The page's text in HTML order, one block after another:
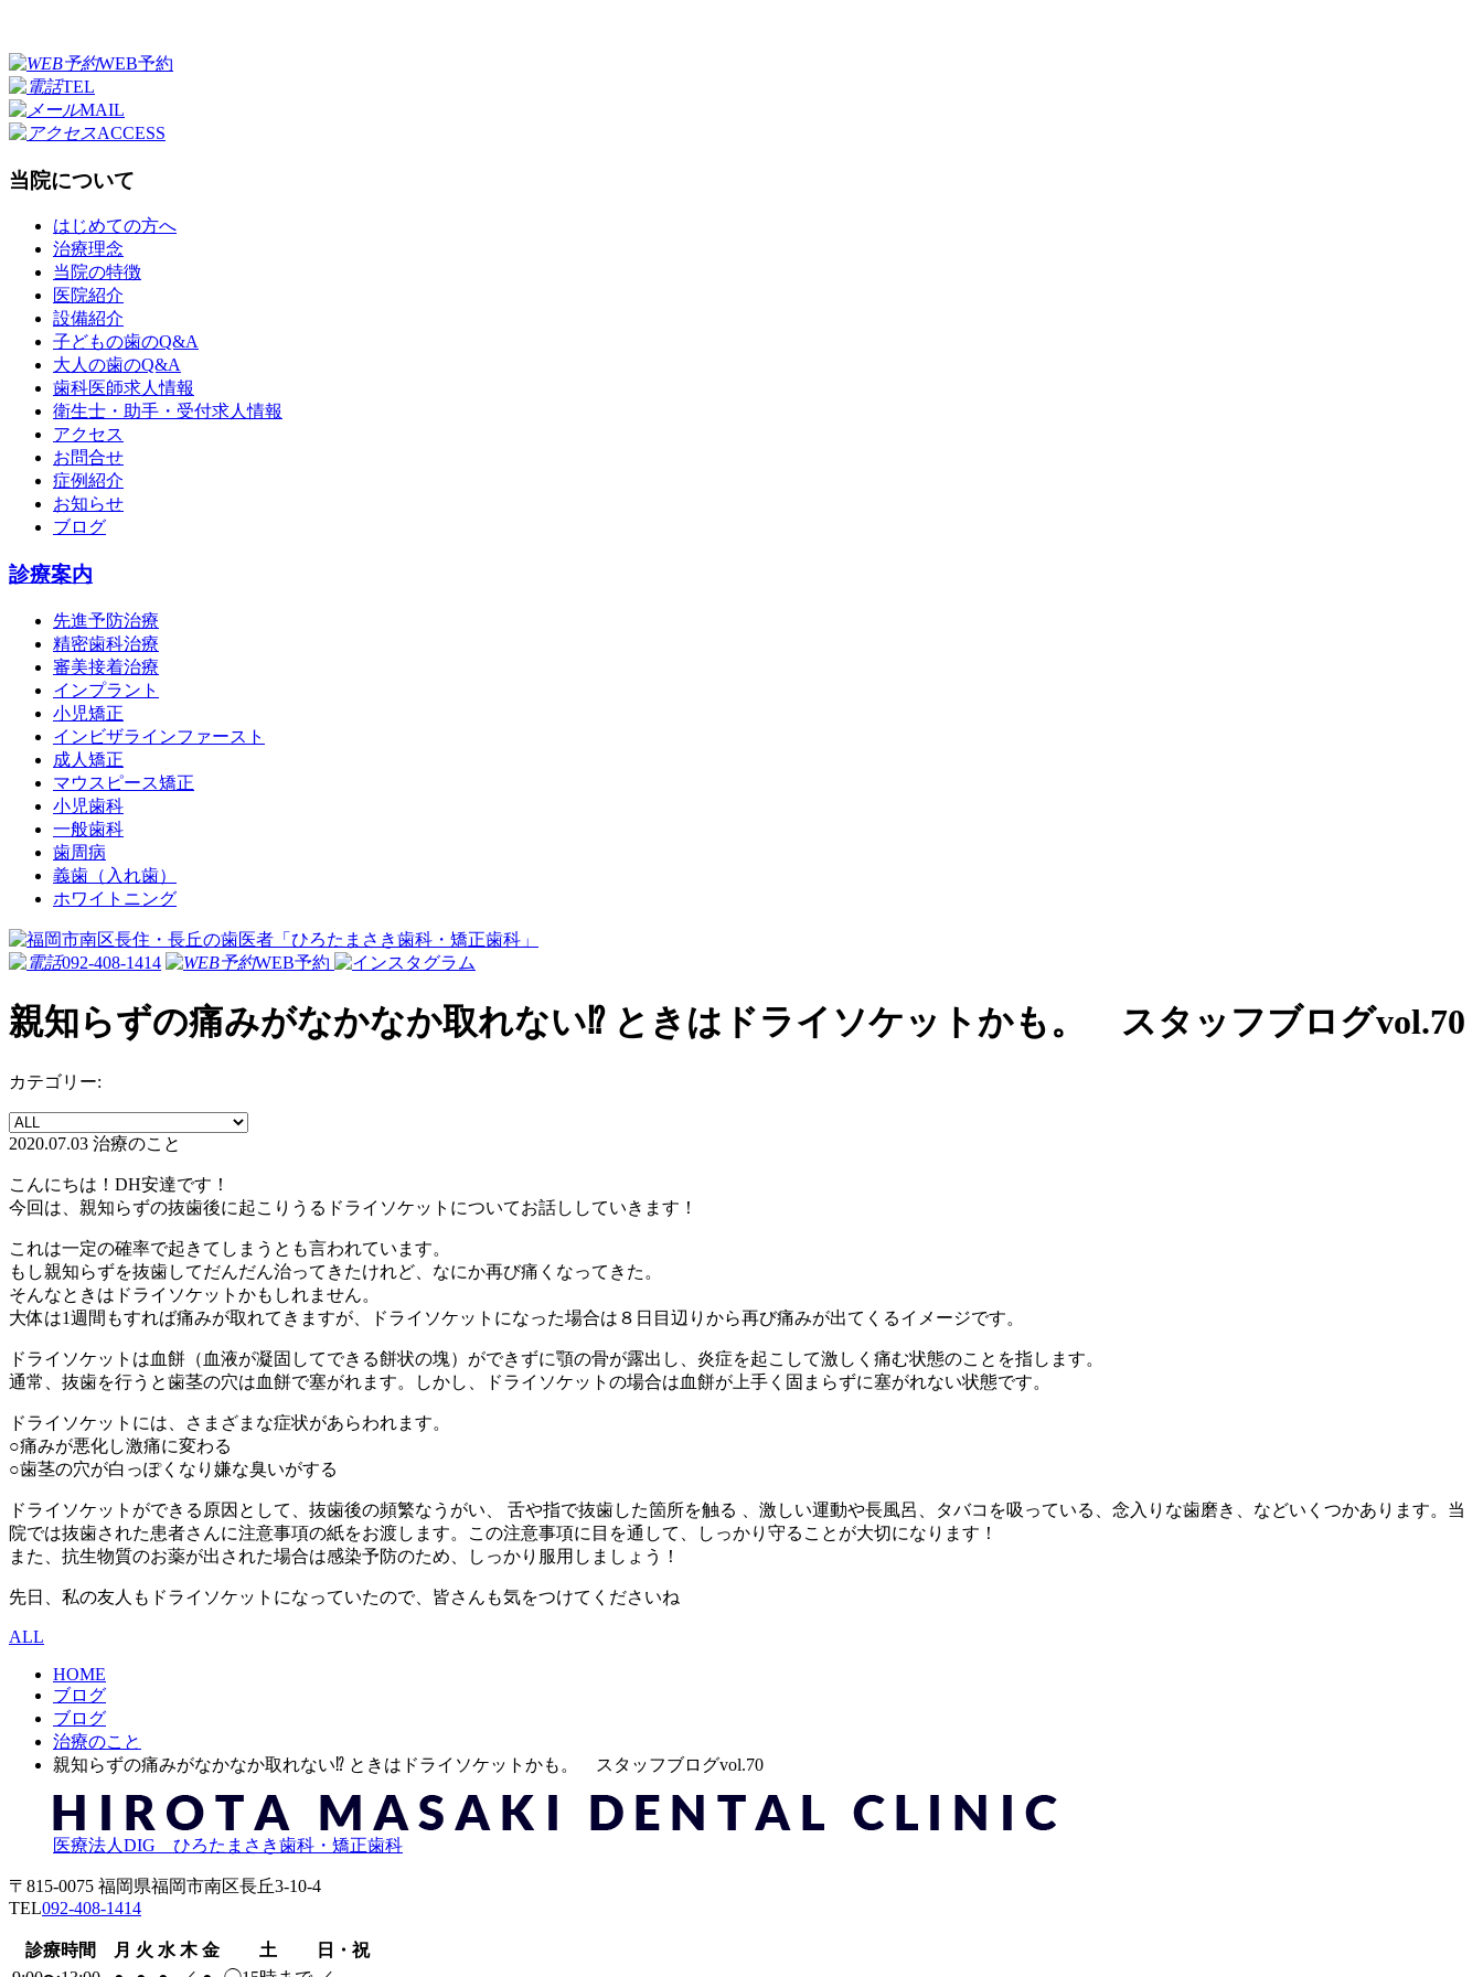
WEB予約
TEL
MAIL
ACCESS
当院について
はじめての方へ
治療理念
当院の特徴
医院紹介
設備紹介
子どもの歯のQ&A
大人の歯のQ&A
歯科医師求人情報
衛生士・助手・受付求人情報
アクセス
お問合せ
症例紹介
お知らせ
ブログ
診療案内
先進予防治療
精密歯科治療
審美接着治療
インプラント
小児矯正
インビザラインファースト
成人矯正
マウスピース矯正
小児歯科
一般歯科
歯周病
義歯（入れ歯）
ホワイトニング
092-408-1414 WEB予約
親知らずの痛みがなかなか取れない⁉︎ ときはドライソケットかも。 スタッフブログvol.70
カテゴリー:
2020.07.03 治療のこと
こんにちは！DH安達です！
今回は、親知らずの抜歯後に起こりうるドライソケットについてお話ししていきます！
これは一定の確率で起きてしまうとも言われています。
もし親知らずを抜歯してだんだん治ってきたけれど、なにか再び痛くなってきた。
そんなときはドライソケットかもしれません。
大体は1週間もすれば痛みが取れてきますが、ドライソケットになった場合は８日目辺りから再び痛みが出てくるイメージです。
ドライソケットは血餅（血液が凝固してできる餅状の塊）ができずに顎の骨が露出し、炎症を起こして激しく痛む状態のことを指します。
通常、抜歯を行うと歯茎の穴は血餅で塞がれます。しかし、ドライソケットの場合は血餅が上手く固まらずに塞がれない状態です。
ドライソケットには、さまざまな症状があらわれます。
○痛みが悪化し激痛に変わる
○歯茎の穴が白っぽくなり嫌な臭いがする
ドライソケットができる原因として、抜歯後の頻繁なうがい、 舌や指で抜歯した箇所を触る 、激しい運動や長風呂、タバコを吸っている、念入りな歯磨き、などいくつかあります。当
院では抜歯された患者さんに注意事項の紙をお渡します。この注意事項に目を通して、しっかり守ることが大切になります！
また、抗生物質のお薬が出された場合は感染予防のため、しっかり服用しましょう！
先日、私の友人もドライソケットになっていたので、皆さんも気をつけてくださいね
ALL
HOME
ブログ
ブログ
治療のこと
親知らずの痛みがなかなか取れない⁉︎ ときはドライソケットかも。 スタッフブログvol.70
医療法人DIG ひろたまさき歯科・矯正歯科
〒815-0075 福岡県福岡市南区長丘3-10-4
TEL092-408-1414
診療時間 月 火 水 木 金 土
日・祝